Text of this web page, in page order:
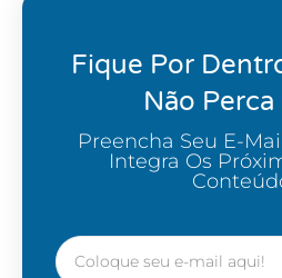
Fique Por
Não Perca
Preencha Seu E-
Integra Os